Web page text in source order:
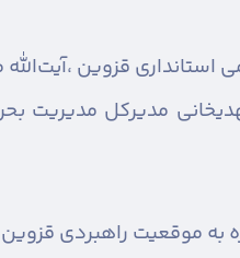
استانداری قزوین ،
مدیرکل مدیریت
به موقعیت راهبردی